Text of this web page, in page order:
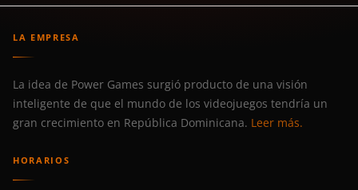
LA EMPRESA
La idea de Power Games surgió producto de una visión
inteligente de que el mundo de los videojuegos tendría un
gran crecimiento en República Dominicana. Leer más.
HORARIOS